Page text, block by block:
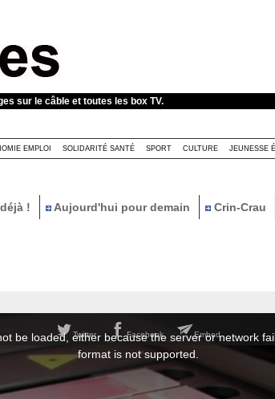
sur le câble et toutes les box TV.
EMPLOI SOLIDARITÉ SANTÉ SPORT CULTURE JEUNESSE
! Aujourd'hui pour demain Crin-Crau